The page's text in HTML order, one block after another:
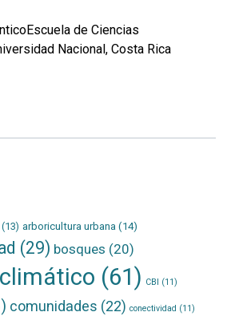
de Ciencias
Nacional, Costa Rica
(13) arboricultura urbana(14)
(29) bosques (20)
(61) CBI (11)
comunidades (22) conectividad (11)